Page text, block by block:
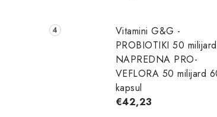
Vitamini G&G -
PROBIOTIKI 50
NAPREDNA PRO-
VEFLORA 50 milijard
kapsul
€42,23